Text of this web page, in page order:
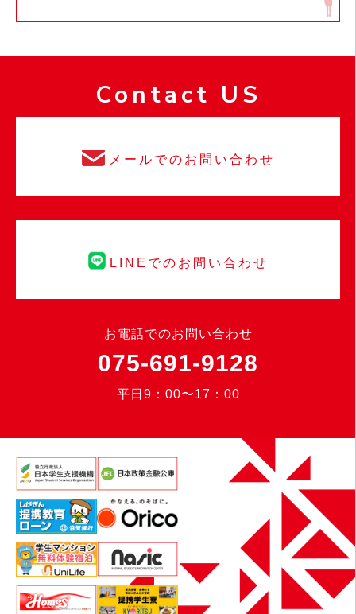
Contact US
メールでのお問い合わせ
LINEでのお問い合わせ
お電話でのお問い合わせ
075-691-9128
平日9：00〜17：00